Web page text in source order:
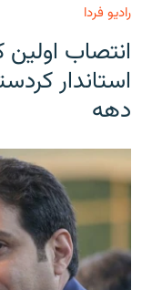
رادیو فردا
انتصاب
استاندار
دهه